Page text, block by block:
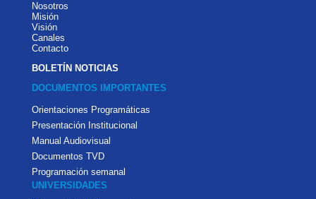
Nosotros
Misión
Visión
Canales
Contacto
BOLETÍN NOTICIAS
DOCUMENTOS IMPORTANTES
Orientaciones Programáticas
Presentación Institucional
Manual Audiovisual
Documentos TVD
Programación semanal
UNIVERSIDADES